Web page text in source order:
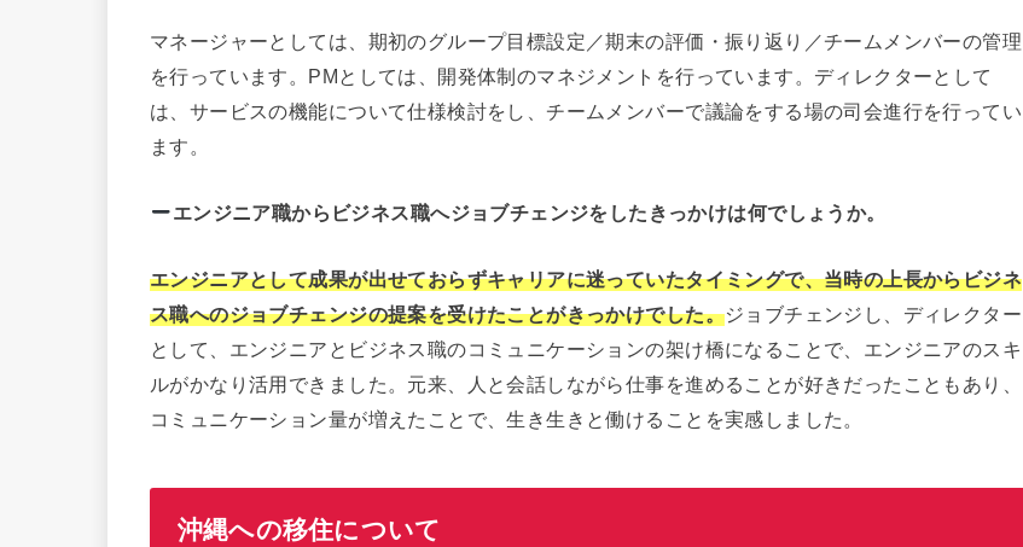
マネージャーとしては、期初のグループ目標設定／期末の評価・振り返り／チームメンバーの管理
を行っています。PMとしては、開発体制のマネジメントを行っています。ディレクターとして
は、サービスの機能について仕様検討をし、チームメンバーで議論をする場の司会進行を行ってい
ます。
エンジニア職からビジネス職へジョブチェンジをしたきっかけは何でしょうか。
エンジニアとして成果が出せておらずキャリアに迷っていたタイミングで、当時の上長からビジネ
ス職へのジョブチェンジの提案を受けたことがきっかけでした。ジョブチェンジし、ディレクター
として、エンジニアとビジネス職のコミュニケーションの架け橋になることで、エンジニアのスキ
ルがかなり活用できました。元来、人と会話しながら仕事を進めることが好きだったこともあり、
コミュニケーション量が増えたことで、生き生きと働けることを実感しました。
沖縄への移住について